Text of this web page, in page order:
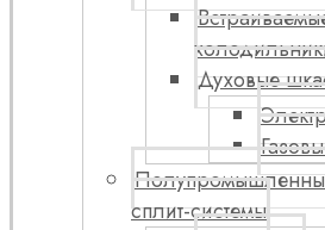
Духовые
сплит-системы